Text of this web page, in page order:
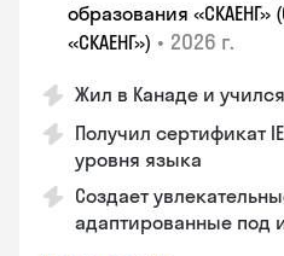
образования «СКАЕНГ»
«СКАЕНГ») • 2026 г.
Жил в Канаде и
Получил сертификат
уровня языка
Создает
адаптированные под